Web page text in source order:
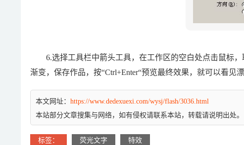
6.选择工具栏中箭头工具，在工作区的空白处点击鼠标，
渐变，保存作品，按“Ctrl+Enter“预览最终效果，就可以看见
本文网址： https://www.dedexuexi.com/wysj/flash/3036.html
本站部分文章搜集与网络，如有侵权请联系本站，转载请说明出处。
标签： 荧光文字 特效